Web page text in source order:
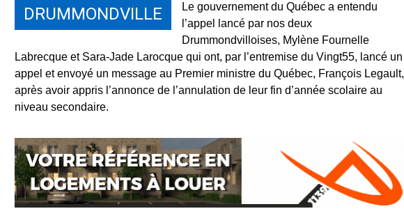
DRUMMONDVILLE
Le gouvernement du Québec a entendu
l’appel lancé par nos deux
Drummondvilloises, Mylène Fournelle
Labrecque et Sara-Jade Larocque qui ont, par l’entremise du Vingt55, lancé un
appel et envoyé un message au Premier ministre du Québec, François Legault,
après avoir appris l’annonce de l’annulation de leur fin d’année scolaire au
niveau secondaire.